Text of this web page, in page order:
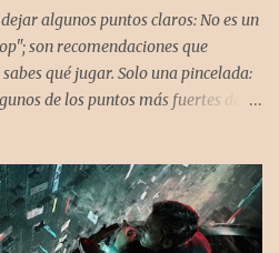
algunos puntos claros: No es un
son recomendaciones que
qué jugar. Solo una pincelada:
de los puntos más fuertes de
adapte a tus gustos. Si te gusta este
para crear nuevas entradas con
Cuphead En la mente de los dos